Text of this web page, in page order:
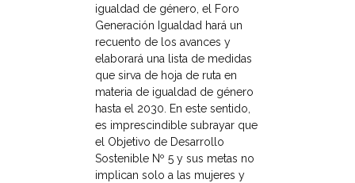
igualdad de género, el Foro
Generación Igualdad hará un
recuento de los avances y
elaborará una lista de medidas
que sirva de hoja de ruta en
materia de igualdad de género
hasta el 2030. En este sentido,
es imprescindible subrayar que
el Objetivo de Desarrollo
Sostenible Nº 5 y sus metas no
implican solo a las mujeres y